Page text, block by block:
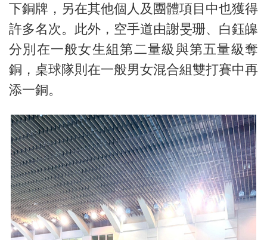
下銅牌，另在其他個人及團體項目中也獲得
許多名次。此外，空手道由謝旻珊、白鈺皞
分別在一般女生組第二量級與第五量級奪
銅，桌球隊則在一般男女混合組雙打賽中再
添一銅。